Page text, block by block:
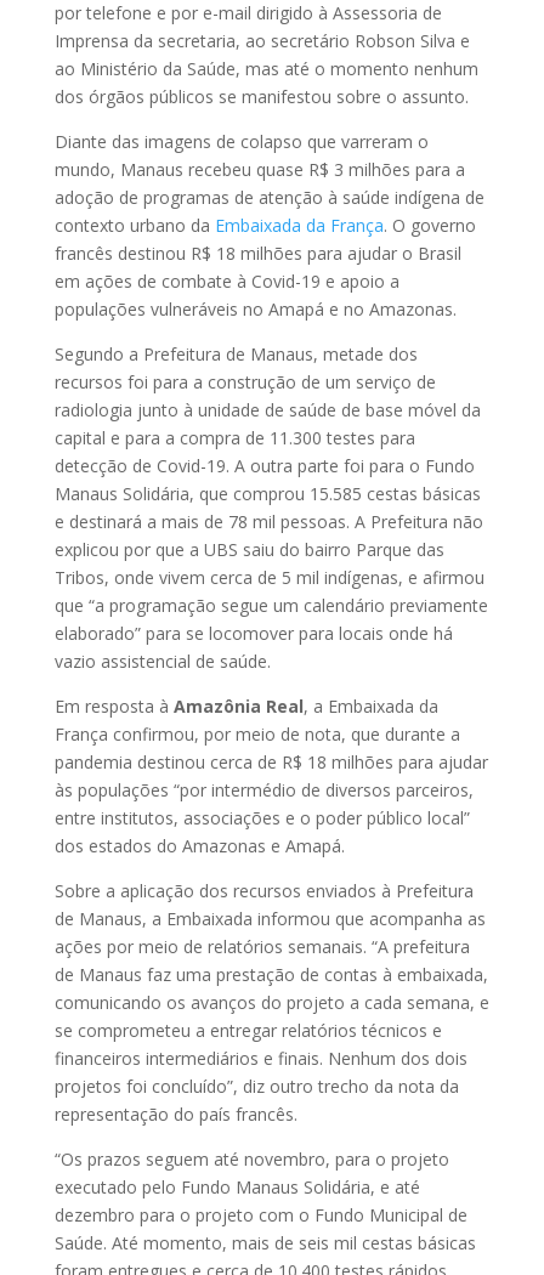
por telefone e por e-mail dirigido à Assessoria de
Imprensa da secretaria, ao secretário Robson Silva e
ao Ministério da Saúde, mas até o momento nenhum
dos órgãos públicos se manifestou sobre o assunto.
Diante das imagens de colapso que varreram o
mundo, Manaus recebeu quase R$ 3 milhões para a
adoção de programas de atenção à saúde indígena de
contexto urbano da Embaixada da França. O governo
francês destinou R$ 18 milhões para ajudar o Brasil
em ações de combate à Covid-19 e apoio a
populações vulneráveis no Amapá e no Amazonas.
Segundo a Prefeitura de Manaus, metade dos
recursos foi para a construção de um serviço de
radiologia junto à unidade de saúde de base móvel da
capital e para a compra de 11.300 testes para
detecção de Covid-19. A outra parte foi para o Fundo
Manaus Solidária, que comprou 15.585 cestas básicas
e destinará a mais de 78 mil pessoas. A Prefeitura não
explicou por que a UBS saiu do bairro Parque das
Tribos, onde vivem cerca de 5 mil indígenas, e afirmou
que “a programação segue um calendário previamente
elaborado” para se locomover para locais onde há
vazio assistencial de saúde.
Em resposta à Amazônia Real, a Embaixada da
França confirmou, por meio de nota, que durante a
pandemia destinou cerca de R$ 18 milhões para ajudar
às populações “por intermédio de diversos parceiros,
entre institutos, associações e o poder público local”
dos estados do Amazonas e Amapá.
Sobre a aplicação dos recursos enviados à Prefeitura
de Manaus, a Embaixada informou que acompanha as
ações por meio de relatórios semanais. “A prefeitura
de Manaus faz uma prestação de contas à embaixada,
comunicando os avanços do projeto a cada semana, e
se comprometeu a entregar relatórios técnicos e
financeiros intermediários e finais. Nenhum dos dois
projetos foi concluído”, diz outro trecho da nota da
representação do país francês.
“Os prazos seguem até novembro, para o projeto
executado pelo Fundo Manaus Solidária, e até
dezembro para o projeto com o Fundo Municipal de
Saúde. Até momento, mais de seis mil cestas básicas